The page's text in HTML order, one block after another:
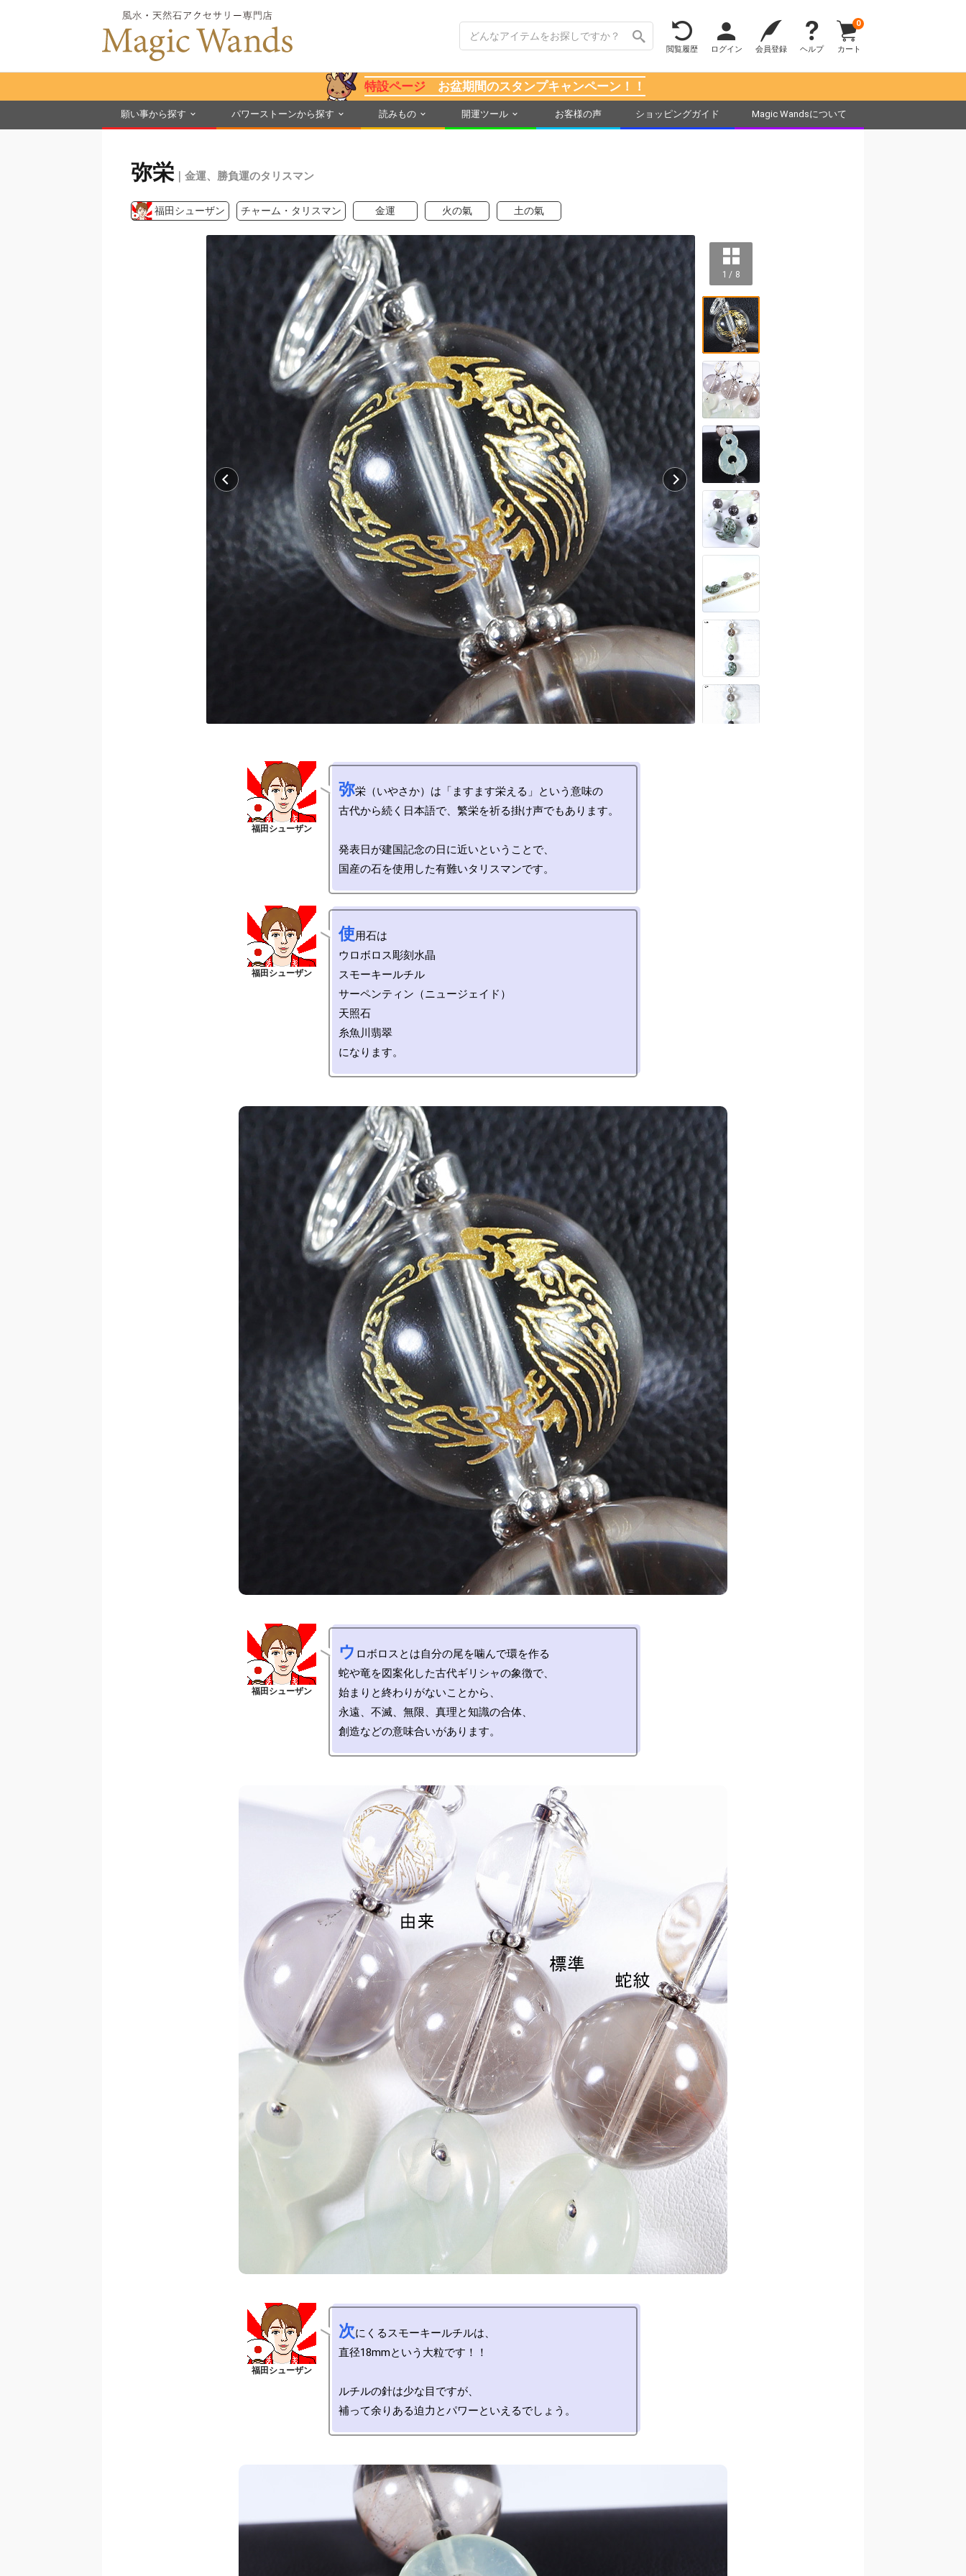
閲覧履歴 ログイン 会員登録 ヘルプ カート
0
特設ページ お盆期間のスタンプキャンペーン！！
願い事から探す パワーストーンから探す 読みもの 開運ツール お客様の声 ショッピングガイド Magic Wandsについて
弥栄｜金運、勝負運のタリスマン
福田シューザン チャーム・タリスマン 金運 火の氣 土の氣
1 / 8
弥栄（いやさか）は「ますます栄える」という意味の
古代から続く日本語で、繁栄を祈る掛け声でもあります。
発表日が建国記念の日に近いということで、
使用石は
ウロボロス彫刻水晶
スモーキールチル
サーペンティン（ニュージェイド）
天照石
糸魚川翡翠
ウ ロボロスとは自分の尾を噛んで環を作る
蛇や竜を図案化した古代ギリシャの象徴で、
始まりと終わりがないことから、
永遠、不滅、無限、真理と知識の合体、
次にくるスモーキールチルは、
直径18mmという大粒です！！
ルチルの針は少な目ですが、